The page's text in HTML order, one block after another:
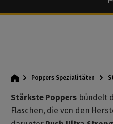
Poppers Spezialitäten
Stärkste Poppers bündelt
Flaschen, die von den